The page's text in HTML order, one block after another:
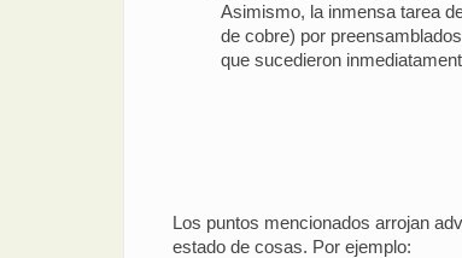
Asimismo, la inmensa tarea
de cobre) por
que sucedieron
Los puntos mencionados arrojan
estado de cosas. Por ejemplo: